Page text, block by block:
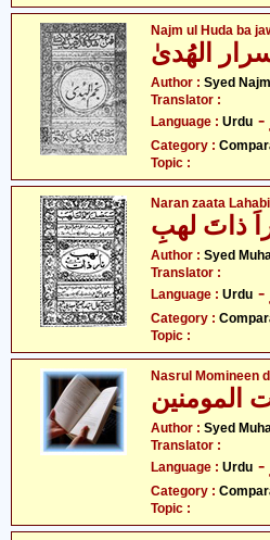
Najm ul Huda ba
الھُدیٰ
Author : Syed
Translator :
Language : Urdu
Category :
Topic :
Naran zaata
ذاتَ لھبِ
Author : Syed
Translator :
Language : Urdu
Category :
Topic :
Nasrul Momineen
المومنین
Author : Syed
Translator :
Language : Urdu
Category :
Topic :